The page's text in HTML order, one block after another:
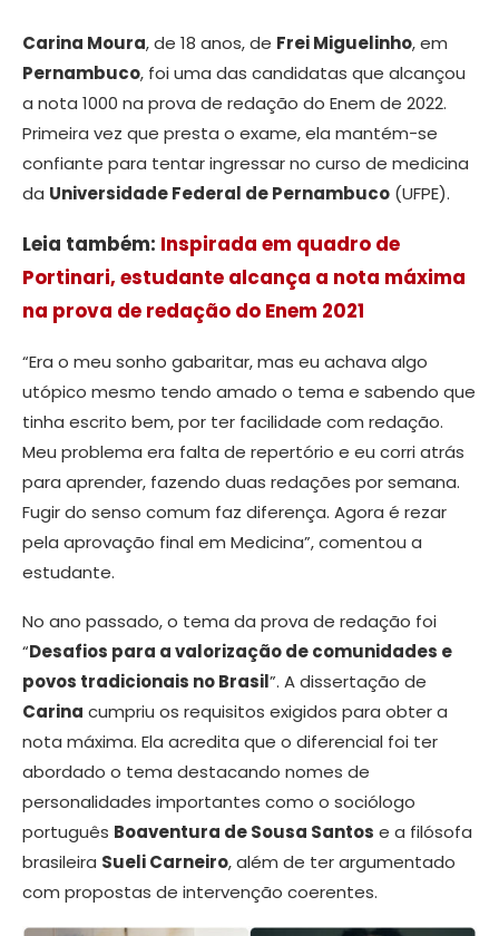
Carina Moura, de 18 anos, de Frei Miguelinho, em
Pernambuco, foi uma das candidatas que alcançou
a nota 1000 na prova de redação do Enem de 2022.
Primeira vez que presta o exame, ela mantém-se
confiante para tentar ingressar no curso de medicina
da Universidade Federal de Pernambuco (UFPE).
Leia também: Inspirada em quadro de
Portinari, estudante alcança a nota máxima
na prova de redação do Enem 2021
“Era o meu sonho gabaritar, mas eu achava algo
utópico mesmo tendo amado o tema e sabendo que
tinha escrito bem, por ter facilidade com redação.
Meu problema era falta de repertório e eu corri atrás
para aprender, fazendo duas redações por semana.
Fugir do senso comum faz diferença. Agora é rezar
pela aprovação final em Medicina”, comentou a
estudante.
No ano passado, o tema da prova de redação foi
“Desafios para a valorização de comunidades e
povos tradicionais no Brasil”. A dissertação de
Carina cumpriu os requisitos exigidos para obter a
nota máxima. Ela acredita que o diferencial foi ter
abordado o tema destacando nomes de
personalidades importantes como o sociólogo
português Boaventura de Sousa Santos e a filósofa
brasileira Sueli Carneiro, além de ter argumentado
com propostas de intervenção coerentes.